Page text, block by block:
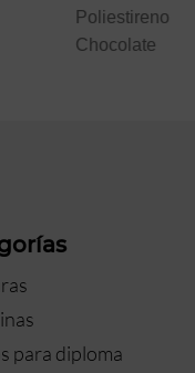
Poliestireno
Oro
para diploma